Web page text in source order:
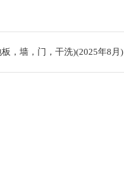
，墙，门，干洗)(2025年8月)